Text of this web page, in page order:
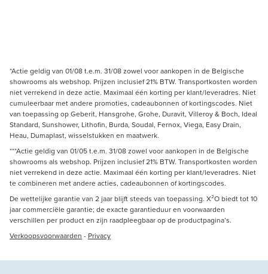
*Actie geldig van 01/08 t.e.m. 31/08 zowel voor aankopen in de Belgische
showrooms als webshop. Prijzen inclusief 21% BTW. Transportkosten worden
niet verrekend in deze actie. Maximaal één korting per klant/leveradres. Niet
cumuleerbaar met andere promoties, cadeaubonnen of kortingscodes. Niet
van toepassing op Geberit, Hansgrohe, Grohe, Duravit, Villeroy & Boch, Ideal
Standard, Sunshower, Lithofin, Burda, Soudal, Fernox, Viega, Easy Drain,
Heau, Dumaplast, wisselstukken en maatwerk.
***Actie geldig van 01/05 t.e.m. 31/08 zowel voor aankopen in de Belgische
showrooms als webshop. Prijzen inclusief 21% BTW. Transportkosten worden
niet verrekend in deze actie. Maximaal één korting per klant/leveradres. Niet
te combineren met andere acties, cadeaubonnen of kortingscodes.
De wettelijke garantie van 2 jaar blijft steeds van toepassing. X²O biedt tot 10
jaar commerciële garantie; de exacte garantieduur en voorwaarden
verschillen per product en zijn raadpleegbaar op de productpagina’s.
Verkoopsvoorwaarden - Privacy